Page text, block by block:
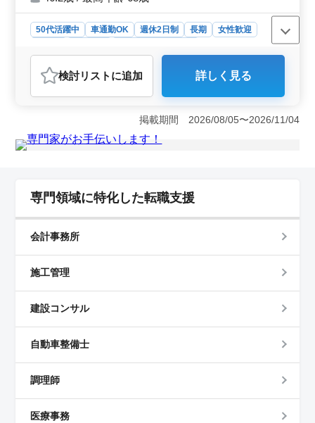
まのご応募、お待ちしております！
50代活躍中 車通勤OK 週休2日制 長期
女性歓迎
おすすめポイント
＜資格と経験を活かせる職場＞ 2級建築士以上の資格が
必要で、1級建築士は優遇されます。建築設計業務の経験
経験と資格を最大限に活かせるポジションです。CAD操
作のスキルも求められます。 ＜働きやすい勤務条件
た職場環境が整っています。 ＜豊富な福利厚生＞
交通費全額支給や社会保険の完備に加え、車通勤も可能
です。40代以上のスタッフが多く活躍しており、同年代
の仲間と働くことができます。ベテランの方々にとって
検討リスト に追加 詳しく見る
掲載期間 2026/08/05〜2026/11/04
専門領域に特化した転職支援
会計事務所
施工管理
建設コンサル
自動車整備士
調理師
医療事務